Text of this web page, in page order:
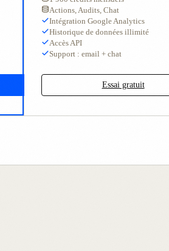
Actions, Audits, Chat
Intégration Google Analytics
Historique de données illimité
Accès API
Support : email + chat
Essai gratuit